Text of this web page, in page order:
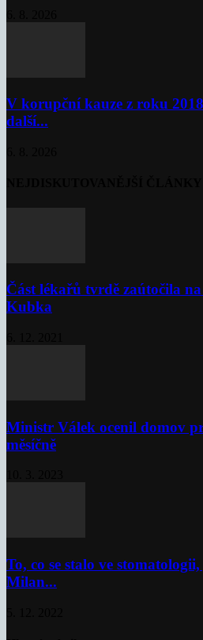
V korupční kauze z roku
další...
Část lékařů tvrdě zaútočila
Kubka
Ministr Válek ocenil domov
měsíčně
To, co se stalo ve
Milan...